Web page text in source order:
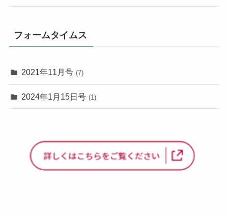
フォームタイムス
2021年11月号 (7)
2024年1月15日号 (1)